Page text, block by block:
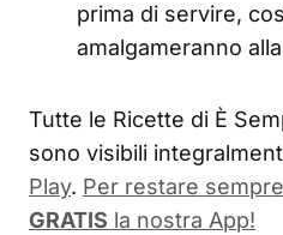
prima di servire,
amalgameranno
Tutte le Ricette di È
sono visibili
Play. Per restare
GRATIS la nostra App!